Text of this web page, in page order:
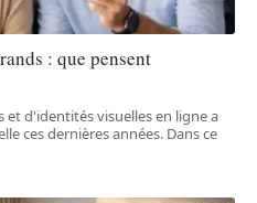
: que pensent
et d'identités visuelles en ligne a
ces dernières années. Dans ce